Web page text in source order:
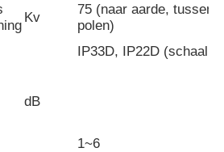
Kv
75 (naar aarde, tussen
polen)
IP33D, IP22D (schaal
dB
1~6